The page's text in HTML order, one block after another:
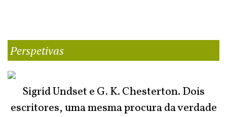
Perspetivas
Sigrid Undset e G. K. Chesterton. Dois
escritores, uma mesma procura da verdade